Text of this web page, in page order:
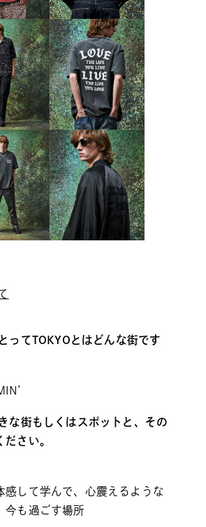
てTOKYOとはどんな街です
街もしくはスポットと、その
さい。
感して学んで、心震えるような
今も過ごす場所